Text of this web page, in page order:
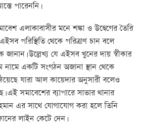
পারেননি।
এলাকাবাসীর মনে শঙ্কা ও উদ্বেগের তৈরি
পরিস্থিতি থেকে পরিত্রাণ চান বলে
উল্লেখ্য যে এইসব খুনের দায় স্বীকার
একটি সংগঠন অজানা স্থান থেকে
যারা আল কায়েদার অনুসারী বলেও
এই সমাবেশের ব্যাপারে সাভার থানার
এর সাথে যোগাযোগ করা হলে তিনি
লাইন কেটে দেন।